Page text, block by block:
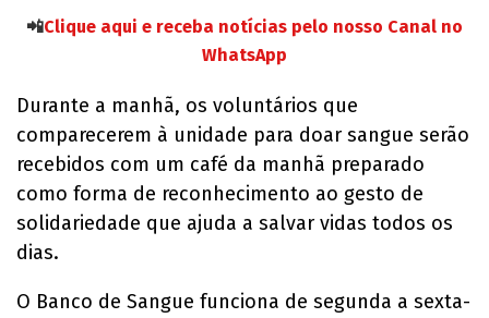
📲Clique aqui e receba notícias pelo nosso Canal no
WhatsApp
Durante a manhã, os voluntários que
comparecerem à unidade para doar sangue serão
recebidos com um café da manhã preparado
como forma de reconhecimento ao gesto de
solidariedade que ajuda a salvar vidas todos os
dias.
O Banco de Sangue funciona de segunda a sexta-